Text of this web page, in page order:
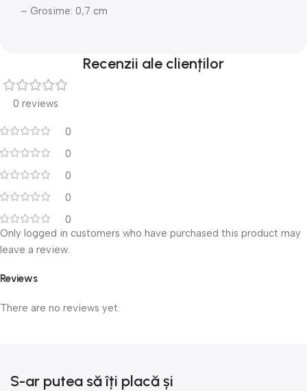
– Grosime: 0,7 cm
Recenzii ale clienților
0 reviews
0
0
0
0
0
Reviews
There are no reviews yet.
Only logged in customers who have purchased this product may
leave a review.
S-ar putea să îți placă și